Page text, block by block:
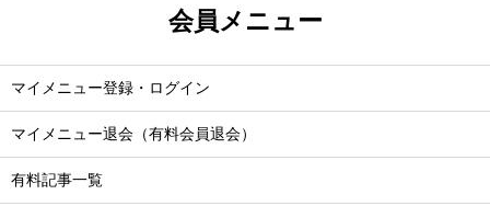
会員メニュー
マイメニュー登録・ログイン
マイメニュー退会（有料会員退会）
有料記事一覧